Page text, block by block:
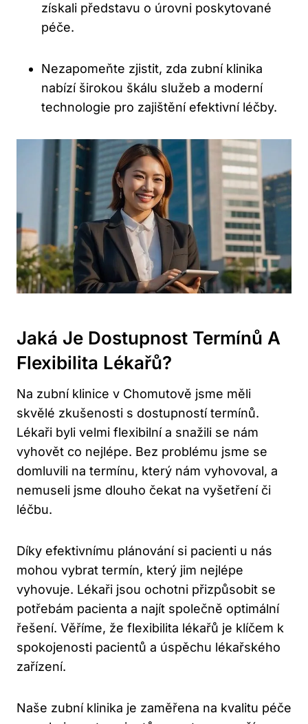
získali představu o úrovni poskytované
péče.
Nezapomeňte zjistit, zda zubní klinika
nabízí širokou škálu služeb a moderní
technologie pro zajištění efektivní léčby.
Jaká Je Dostupnost Termínů A
Flexibilita Lékařů?
Na zubní klinice v Chomutově jsme měli
skvělé zkušenosti s dostupností termínů.
Lékaři byli velmi flexibilní a snažili se nám
vyhovět co nejlépe. Bez problému jsme se
domluvili na termínu, který nám vyhovoval, a
nemuseli jsme dlouho čekat na vyšetření či
léčbu.
Díky efektivnímu plánování si pacienti u nás
mohou vybrat termín, který jim nejlépe
vyhovuje. Lékaři jsou ochotni přizpůsobit se
potřebám pacienta a najít společně optimální
řešení. Věříme, že flexibilita lékařů je klíčem k
spokojenosti pacientů a úspěchu lékařského
zařízení.
Naše zubní klinika je zaměřena na kvalitu péče